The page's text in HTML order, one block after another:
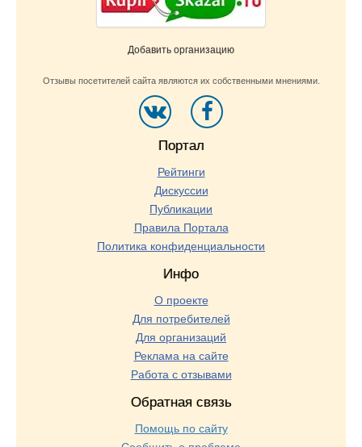
Добавить организацию
Отзывы посетителей сайта являются их собственными мнениями.
Портал
Рейтинги
Дискуссии
Публикации
Правила Портала
Политика конфиденциальности
Инфо
О проекте
Для потребителей
Для организаций
Реклама на сайте
Работа с отзывами
Обратная связь
Помощь по сайту